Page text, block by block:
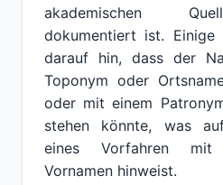
akademischen
dokumentiert ist. Einige
darauf hin, dass der
Toponym oder
oder mit einem
stehen könnte, was
eines Vorfahren mit
Vornamen hinweist.